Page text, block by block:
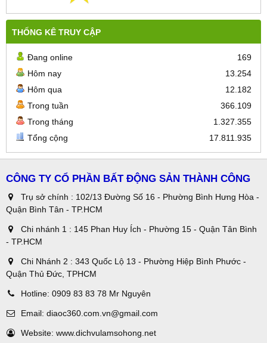
THỐNG KÊ TRUY CẬP
Đang online
169
Hôm nay
13.254
Hôm qua
12.182
Trong tuần
366.109
Trong tháng
1.327.355
Tổng cộng
17.811.935
CÔNG TY CỔ PHẦN BẤT ĐỘNG SẢN THÀNH CÔNG
Trụ sở chính : 102/13 Đường Số 16 - Phường Bình Hưng Hòa -
Quận Bình Tân - TP.HCM
Chi nhánh 1 : 145 Phan Huy Ích - Phường 15 - Quận Tân Bình
- TP.HCM
Chi Nhánh 2 : 343 Quốc Lộ 13 - Phường Hiệp Bình Phước -
Quận Thủ Đức, TPHCM
Hotline: 0909 83 83 78 Mr Nguyên
Email: diaoc360.com.vn@gmail.com
Website: www.dichvulamsohong.net